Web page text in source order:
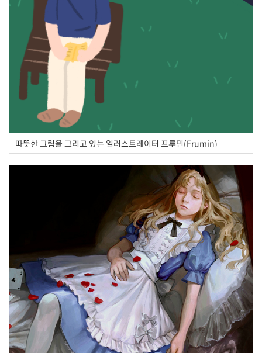
따뜻한 그림을 그리고 있는 일러스트레이터 프루민(Frumin)